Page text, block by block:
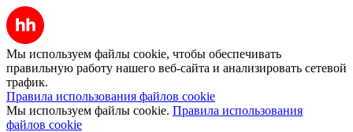
Мы используем файлы cookie, чтобы обеспечивать
правильную работу нашего веб-сайта и анализировать сетевой
трафик.
Правила использования файлов cookie
Мы используем файлы cookie. Правила использования
файлов cookie